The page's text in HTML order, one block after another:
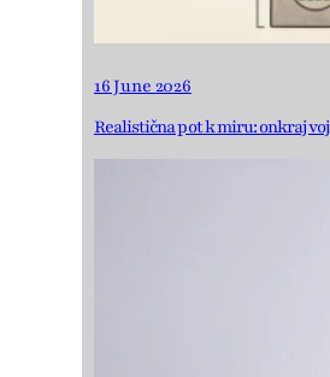
16 June 2026
Realistična pot k miru: onkraj